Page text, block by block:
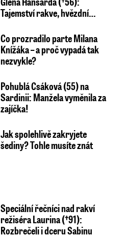
Tajemství rakve, hvězdní…
Co prozradilo parte Milana
Knížáka – a proč vypadá tak
nezvykle?
Pohublá Csáková (55) na
Sardinii: Manžela vyměnila za
zajíčka!
Jak spolehlivě zakryjete
šediny? Tohle musíte znát
Speciální řečníci nad rakví
režiséra Laurina (†91):
Rozbrečeli i dceru Sabinu